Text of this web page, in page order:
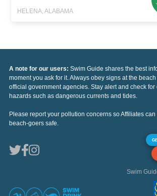
HELENA, ALABAMA
A note for our users: Swim Guide shares the best
moment you ask for it. Always obey signs at the
official government agencies. Stay alert and check for
hazards such as dangerous currents and tides.
Please report your pollution concerns so Affiliates
beach-goers safe.
Swim